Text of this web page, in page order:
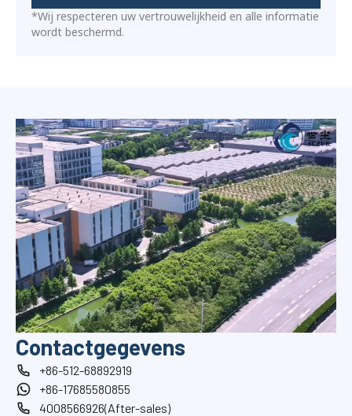
*Wij respecteren uw vertrouwelijkheid en alle informatie
wordt beschermd.
Contactgegevens
+86-512-68892919
+86-17685580855
4008566926(After-sales)